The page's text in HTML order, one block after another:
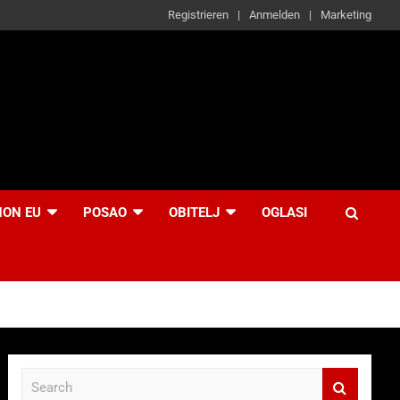
Registrieren Anmelden Marketing
EU POSAO OBITELJ OGLASI